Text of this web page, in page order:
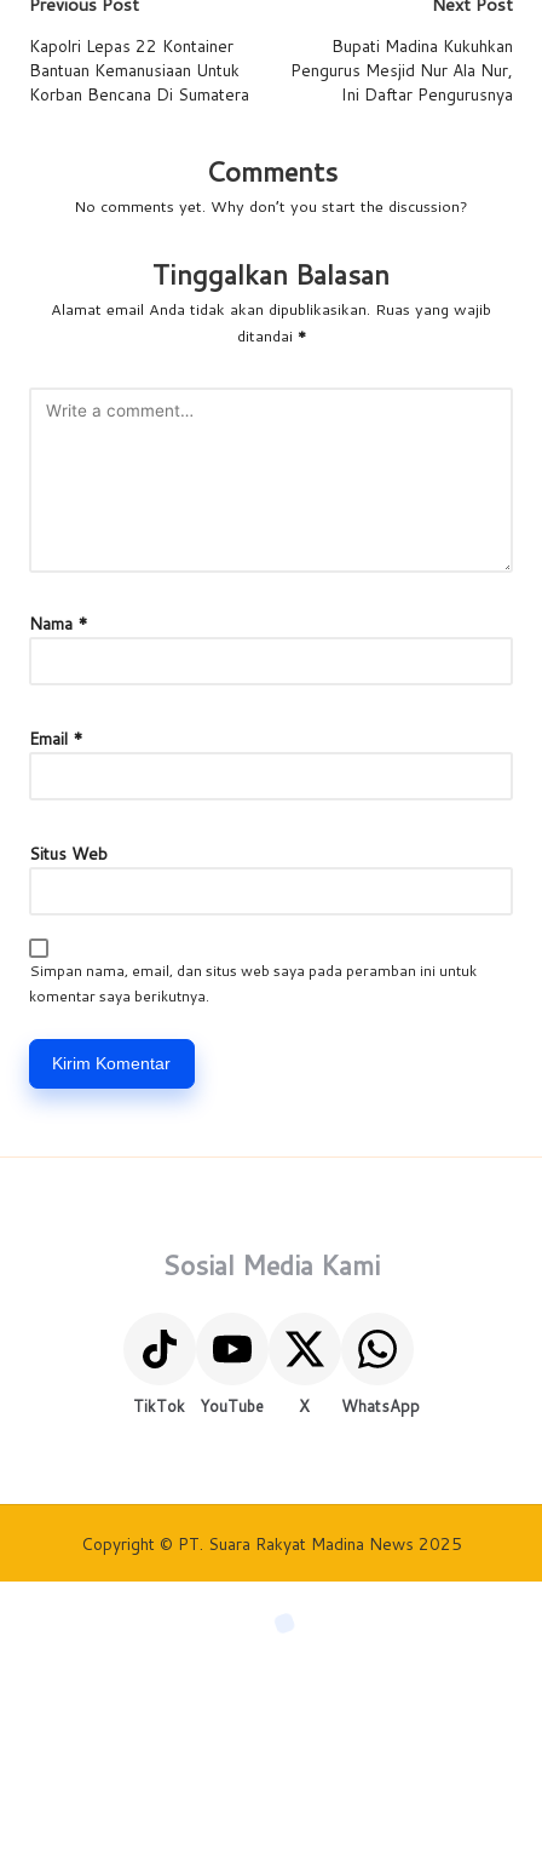
navigation
Kapolri Lepas 22 Kontainer
Bantuan Kemanusiaan Untuk
Korban Bencana Di Sumatera
Bupati Madina Kukuhkan
Pengurus Mesjid Nur Ala Nur,
Ini Daftar Pengurusnya
Comments
No comments yet. Why don’t you start the discussion?
Tinggalkan Balasan
Alamat email Anda tidak akan dipublikasikan. Ruas yang wajib
ditandai *
Nama *
Email *
Situs Web
Simpan nama, email, dan situs web saya pada peramban ini untuk
komentar saya berikutnya.
Sosial Media Kami
TikTok YouTube X WhatsApp
Copyright © PT. Suara Rakyat Madina News 2025